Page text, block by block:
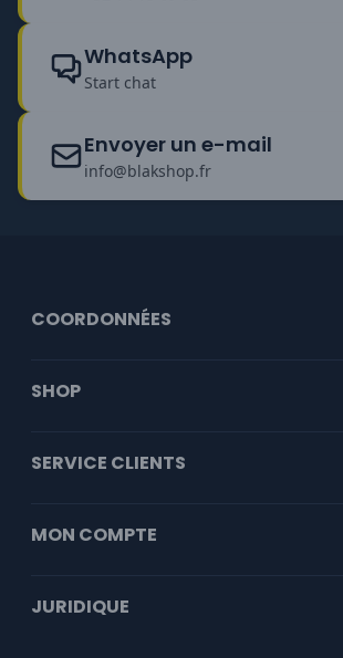
WhatsApp
Start chat
Envoyer un e-mail
info@blakshop.fr
COORDONNÉES
SHOP
SERVICE CLIENTS
MON COMPTE
JURIDIQUE